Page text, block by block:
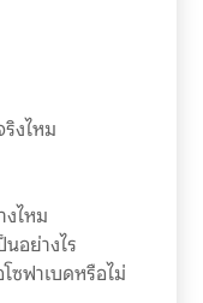
งไหม
งไหม
อย่างไร
ซฟาเบดหรือไม่